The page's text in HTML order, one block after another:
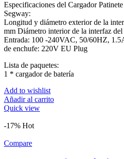
Especificaciones del Cargador
Segway:
Longitud y diámetro exterior de la
mm Diámetro interior de la interfaz
Entrada: 100 -240VAC, 50/60HZ,
de enchufe: 220V EU Plug
Lista de paquetes:
1 * cargador de batería
Add to wishlist
Añadir al carrito
Quick view
-17% Hot
Compare